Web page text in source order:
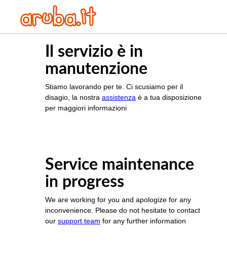
Il servizio è in
manutenzione
Stiamo lavorando per te. Ci scusiamo per il
disagio, la nostra assistenza è a tua disposizione
per maggiori informazioni
Service maintenance
in progress
We are working for you and apologize for any
inconvenience. Please do not hesitate to contact
our support team for any further information